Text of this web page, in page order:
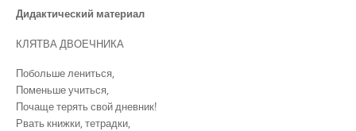
Дидактический материал
КЛЯТВА ДВОЕЧНИКА
Побольше лениться,
Поменьше учиться,
Почаще терять свой дневник!
Рвать книжки, тетрадки,